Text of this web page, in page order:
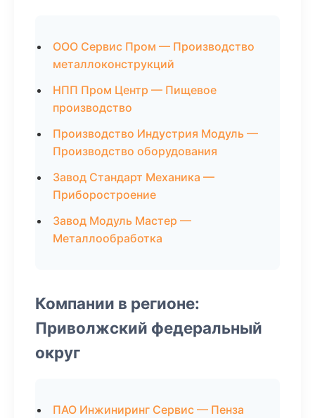
ООО Сервис Пром — Производство
металлоконструкций
НПП Пром Центр — Пищевое
производство
Производство Индустрия Модуль —
Производство оборудования
Завод Стандарт Механика —
Приборостроение
Завод Модуль Мастер —
Металлообработка
Компании в регионе:
Приволжский федеральный
округ
ПАО Инжиниринг Сервис — Пенза